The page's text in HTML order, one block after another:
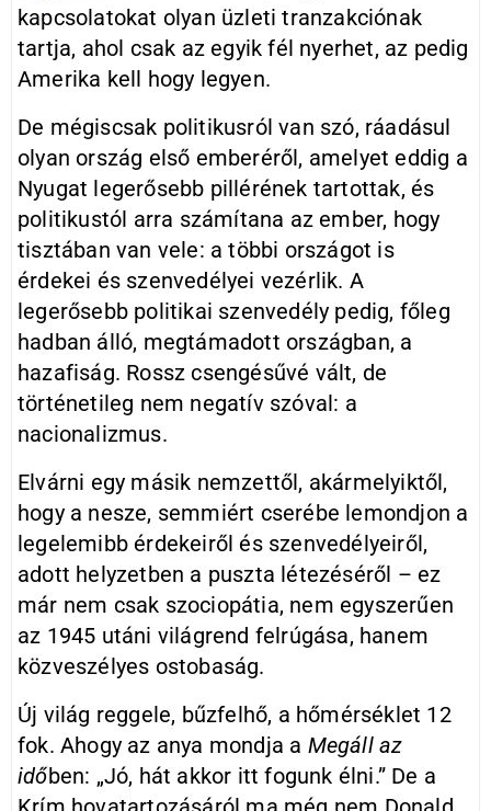
kapcsolatokat olyan üzleti tranzakciónak
tartja, ahol csak az egyik fél nyerhet, az pedig
Amerika kell hogy legyen.
De mégiscsak politikusról van szó, ráadásul
olyan ország első emberéről, amelyet eddig a
Nyugat legerősebb pillérének tartottak, és
politikustól arra számítana az ember, hogy
tisztában van vele: a többi országot is
érdekei és szenvedélyei vezérlik. A
legerősebb politikai szenvedély pedig, főleg
hadban álló, megtámadott országban, a
hazafiság. Rossz csengésűvé vált, de
történetileg nem negatív szóval: a
nacionalizmus.
Elvárni egy másik nemzettől, akármelyiktől,
hogy a nesze, semmiért cserébe lemondjon a
legelemibb érdekeiről és szenvedélyeiről,
adott helyzetben a puszta létezéséről – ez
már nem csak szociopátia, nem egyszerűen
az 1945 utáni világrend felrúgása, hanem
közveszélyes ostobaság.
Új világ reggele, bűzfelhő, a hőmérséklet 12
fok. Ahogy az anya mondja a Megáll az
időben: „Jó, hát akkor itt fogunk élni.” De a